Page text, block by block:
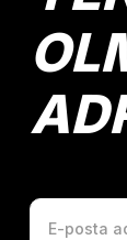
Bu